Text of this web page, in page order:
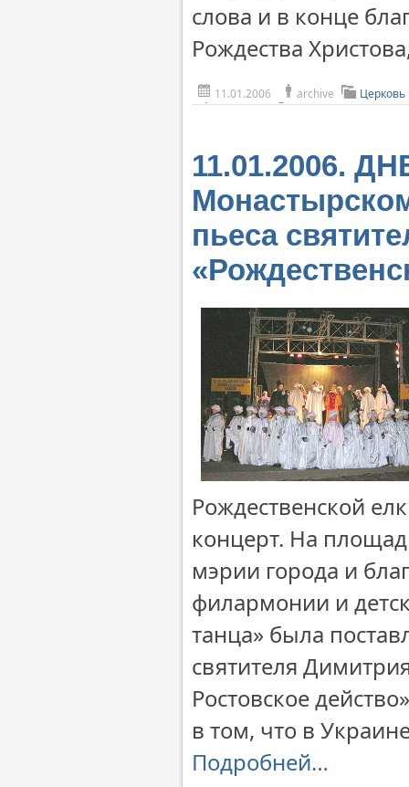
слова и в конце
Рождества
11.01.2006 archive
11.01.2006.
пьеса
Рождественской
концерт. На
мэрии города и
филармонии и
танца» была
святителя
Ростовское
в том, что в
Подробней…